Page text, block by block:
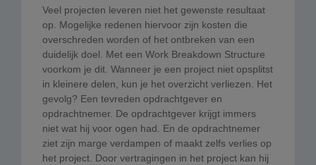
Veel projecten leveren niet het gewenste resultaat
op. Mogelijke redenen hiervoor zijn kosten die
overschreden worden of het ontbreken van een
duidelijk doel. Met een Work Breakdown Structure
voorkom je dit. Wanneer je een project niet opsplitst
in kleinere delen, kun je het overzicht verliezen. Het
gevolg? Een tevreden opdrachtgever en
opdrachtnemer. De opdrachtgever krijgt immers
niet wat hij voor ogen had. En de opdrachtnemer
ziet zijn marge verdampen of maakt zelfs verlies op
het project. Door vertragingen in het project kan hij